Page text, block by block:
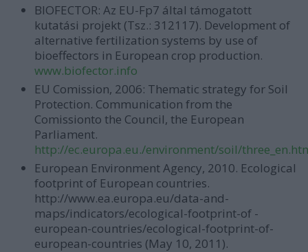
BIOFECTOR: Az EU-Fp7 által támogatott
kutatási projekt (Tsz.: 312117). Development of
alternative fertilization systems by use of
bioeffectors in European crop production.
www.biofector.info
EU Comission, 2006: Thematic strategy for Soil
Protection. Communication from the
Comissionto the Council, the European
Parliament.
http://ec.europa.eu./environment/soil/
European Environment Agency, 2010. Ecological
footprint of European countries.
http://www.ea.europa.eu/data-and-
maps/indicators/ecological-footprint-of -
european-countries/ecological-footprint-of-
european-countries (May 10, 2011).